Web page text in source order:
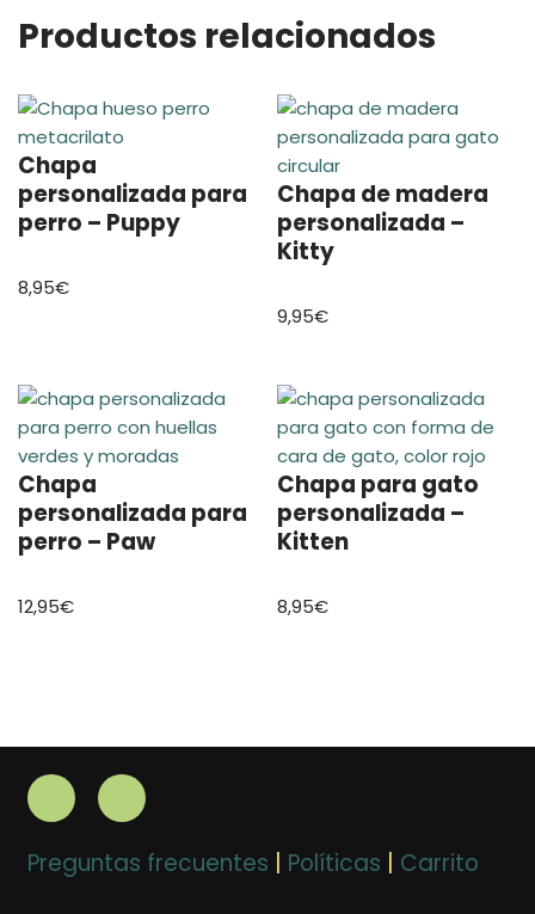
Productos relacionados
Chapa
personalizada para
perro – Puppy
8,95€
Chapa de madera
personalizada –
Kitty
9,95€
Chapa
personalizada para
perro – Paw
12,95€
Chapa para gato
personalizada –
Kitten
8,95€
Preguntas frecuentes Políticas Carrito